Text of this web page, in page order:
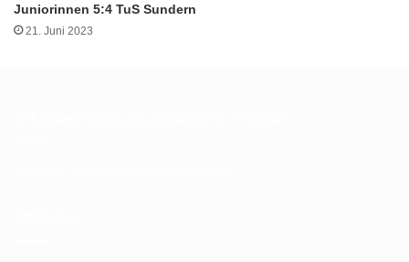
Juniorinnen 5:4 TuS Sundern
21. Juni 2023